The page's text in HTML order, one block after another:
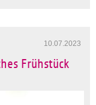
10.07.2023
Frühstück